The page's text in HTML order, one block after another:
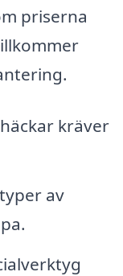
priserna
kräver
av